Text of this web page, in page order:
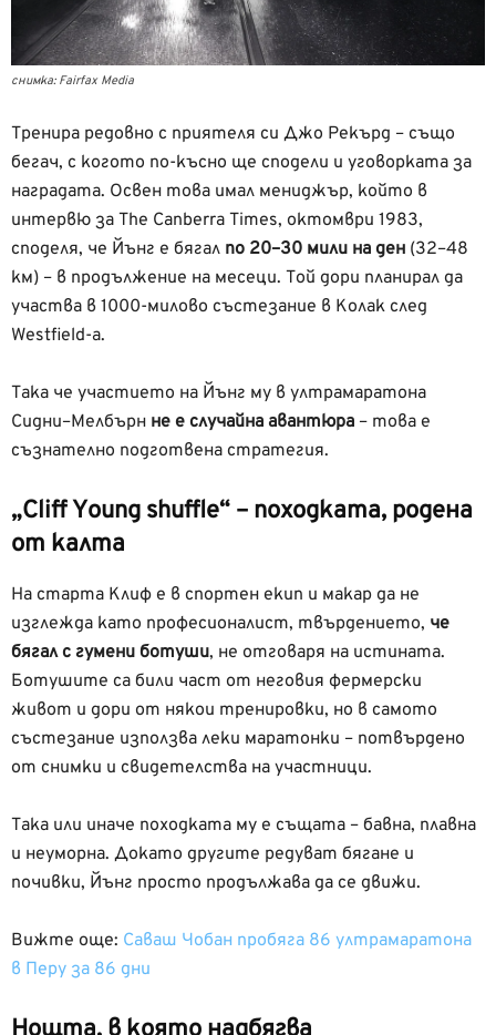
снимка: Fairfax Media
Тренира редовно с приятеля си Джо Рекърд – също
бегач, с когото по-късно ще сподели и уговорката за
наградата. Освен това имал мениджър, който в
интервю за The Canberra Times, октомври 1983,
споделя, че Йънг е бягал по 20–30 мили на ден (32–48
км) – в продължение на месеци. Той дори планирал да
участва в 1000-милово състезание в Колак след
Westfield-а.
Така че участието на Йънг му в ултрамаратона
Сидни–Мелбърн не е случайна авантюра – това е
съзнателно подготвена стратегия.
„Cliff Young shuffle“ – походката, родена
от калта
На старта Клиф е в спортен екип и макар да не
изглежда като професионалист, твърдението, че
бягал с гумени ботуши, не отговаря на истината.
Ботушите са били част от неговия фермерски
живот и дори от някои тренировки, но в самото
състезание използва леки маратонки – потвърдено
от снимки и свидетелства на участници.
Така или иначе походката му е същата – бавна, плавна
и неуморна. Докато другите редуват бягане и
почивки, Йънг просто продължава да се движи.
Вижте още: Саваш Чобан пробяга 86 ултрамаратона
в Перу за 86 дни